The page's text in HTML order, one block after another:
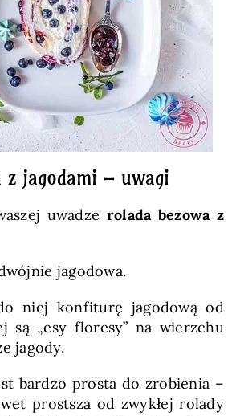
z jagodami – uwagi
uwadze rolada bezowa z
jagodowa.
niej konfiturę jagodową od
„esy floresy” na wierzchu
jagody.
bardzo prosta do zrobienia –
prostsza od zwykłej rolady